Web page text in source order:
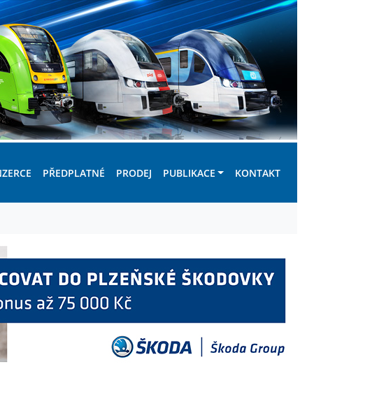
PŘEDPLATNÉ PRODEJ PUBLIKACE KONTAKT